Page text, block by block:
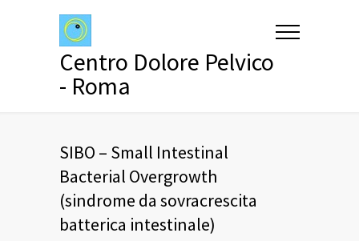
Centro Dolore Pelvico
- Roma
SIBO – Small Intestinal
Bacterial Overgrowth
(sindrome da sovracrescita
batterica intestinale)